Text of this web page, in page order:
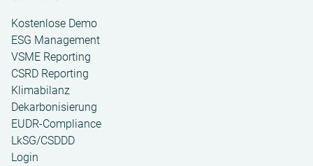
Kostenlose Demo
ESG Management
VSME Reporting
CSRD Reporting
Klimabilanz
Dekarbonisierung
EUDR-Compliance
LkSG/CSDDD
Login